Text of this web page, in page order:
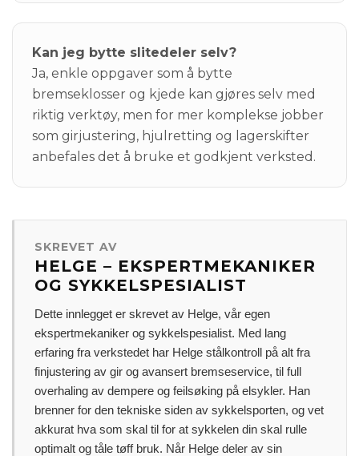
Kan jeg bytte slitedeler selv?
Ja, enkle oppgaver som å bytte
bremseklosser og kjede kan gjøres selv med
riktig verktøy, men for mer komplekse jobber
som girjustering, hjulretting og lagerskifter
anbefales det å bruke et godkjent verksted.
SKREVET AV
HELGE – EKSPERTMEKANIKER
OG SYKKELSPESIALIST
Dette innlegget er skrevet av Helge, vår egen
ekspertmekaniker og sykkelspesialist. Med lang
erfaring fra verkstedet har Helge stålkontroll på alt fra
finjustering av gir og avansert bremseservice, til full
overhaling av dempere og feilsøking på elsykler. Han
brenner for den tekniske siden av sykkelsporten, og vet
akkurat hva som skal til for at sykkelen din skal rulle
optimalt og tåle tøff bruk. Når Helge deler av sin